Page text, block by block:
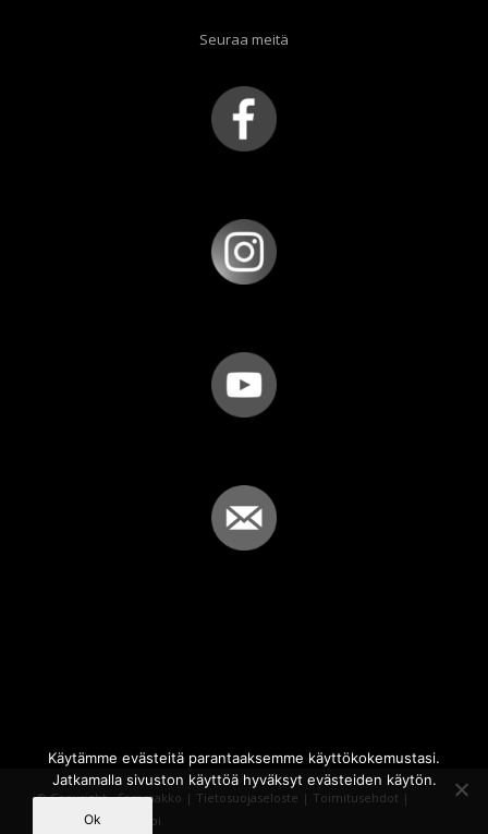
Seuraa meitä
© Copyright - Sammakko | Tietosuojaseloste | Toimitusehdot |
Powered by
iQWebbi
Käytämme evästeitä parantaaksemme käyttökokemustasi.
Jatkamalla sivuston käyttöä hyväksyt evästeiden käytön.
Ok